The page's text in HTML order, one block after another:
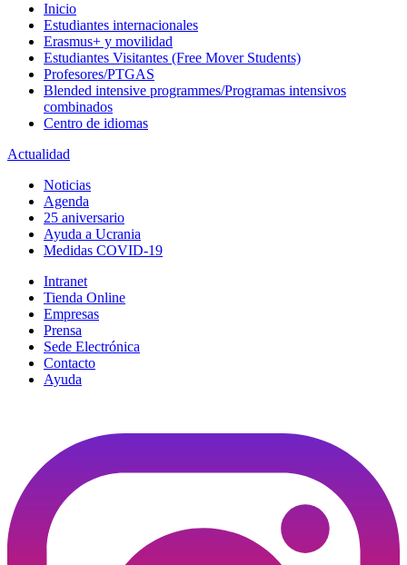
Inicio
Estudiantes internacionales
Erasmus+ y movilidad
Estudiantes Visitantes (Free Mover Students)
Profesores/PTGAS
Blended intensive programmes/Programas intensivos
combinados
Centro de idiomas
Actualidad
Noticias
Agenda
25 aniversario
Ayuda a Ucrania
Medidas COVID-19
Intranet
Tienda Online
Empresas
Prensa
Sede Electrónica
Contacto
Ayuda